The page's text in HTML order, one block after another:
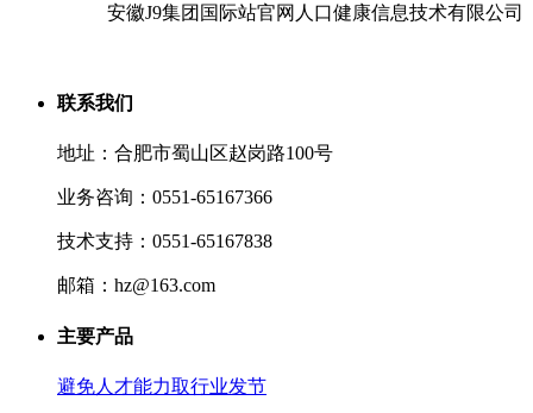
安徽J9集团国际站官网人口健康信息技术有限公司
联系我们
地址：合肥市蜀山区赵岗路100号
业务咨询：0551-65167366
技术支持：0551-65167838
邮箱：hz@163.com
主要产品
避免人才能力取行业发节